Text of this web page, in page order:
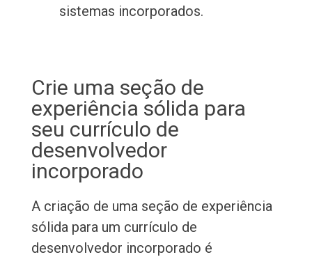
sistemas incorporados.
Crie uma seção de
experiência sólida para
seu currículo de
desenvolvedor
incorporado
A criação de uma seção de experiência
sólida para um currículo de
desenvolvedor incorporado é